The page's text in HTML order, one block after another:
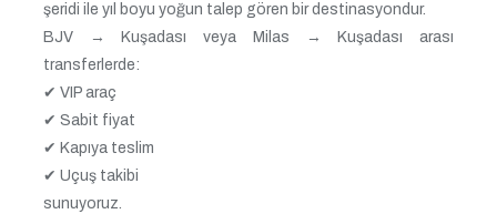
şeridi ile yıl boyu yoğun talep gören bir destinasyondur.
BJV → Kuşadası veya Milas → Kuşadası arası
transferlerde:
✔ VIP araç
✔ Sabit fiyat
✔ Kapıya teslim
✔ Uçuş takibi
sunuyoruz.